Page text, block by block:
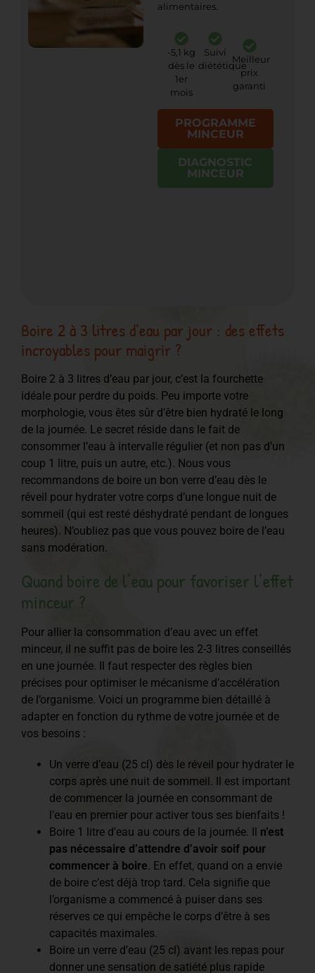
alimentaires.
-5,1 kg
dès le
1er
mois
Suivi
diététique
Meilleur
prix
garanti
PROGRAMME
MINCEUR
DIAGNOSTIC
MINCEUR
Boire 2 à 3 litres d’eau par jour : des effets
incroyables pour maigrir ?
Boire 2 à 3 litres d’eau par jour, c’est la fourchette
idéale pour perdre du poids. Peu importe votre
morphologie, vous êtes sûr d’être bien hydraté le long
de la journée. Le secret réside dans le fait de
consommer l’eau à intervalle régulier (et non pas d’un
coup 1 litre, puis un autre, etc.). Nous vous
recommandons de boire un bon verre d’eau dès le
réveil pour hydrater votre corps d’une longue nuit de
sommeil (qui est resté déshydraté pendant de longues
heures). N’oubliez pas que vous pouvez boire de l’eau
sans modération.
Quand boire de l’eau pour favoriser l’effet
minceur ?
Pour allier la consommation d’eau avec un effet
minceur, il ne suffit pas de boire les 2-3 litres conseillés
en une journée. Il faut respecter des règles bien
précises pour optimiser le mécanisme d’accélération
de l’organisme. Voici un programme bien détaillé à
adapter en fonction du rythme de votre journée et de
vos besoins :
Un verre d’eau (25 cl) dès le réveil pour hydrater le
corps après une nuit de sommeil. Il est important
de commencer la journée en consommant de
l’eau en premier pour activer tous ses bienfaits !
Boire 1 litre d’eau au cours de la journée. Il n’est
pas nécessaire d’attendre d’avoir soif pour
commencer à boire. En effet, quand on a envie
de boire c’est déjà trop tard. Cela signifie que
l’organisme a commencé à puiser dans ses
réserves ce qui empêche le corps d’être à ses
capacités maximales.
Boire un verre d’eau (25 cl) avant les repas pour
donner une sensation de satiété plus rapide